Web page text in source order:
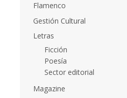
Flamenco
Gestión Cultural
Letras
Ficción
Poesía
Sector editorial
Magazine